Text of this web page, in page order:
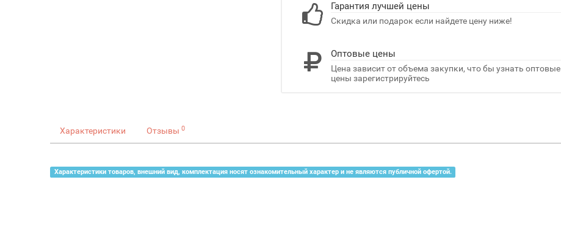
Гарантия лучшей цены
Скидка или подарок если найдете цену ниже!
Оптовые цены
Цена зависит от объема закупки, что бы узнать оптовые
цены зарегистрируйтесь
Характеристики Отзывы0
Характеристики товаров, внешний вид, комплектация носят ознакомительный характер и не являются публичной офертой.